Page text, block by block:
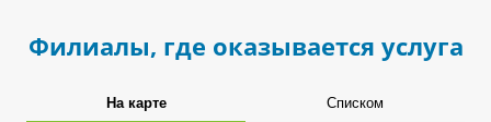
Филиалы, где оказывается услуга
На карте Списком